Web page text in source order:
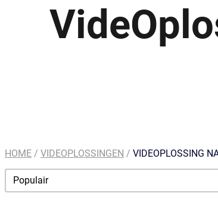
HOME / VIDEOPLOSSINGEN / VIDEOPLOSSING
Order By
Sort content